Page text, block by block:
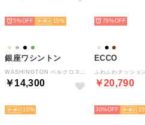
5%
15
79%
銀座ワシントン
WASHINGTON ベルクロストラップサンダル （シルバー）
￥14,300
10
ECCO
￥20,790
30%
15